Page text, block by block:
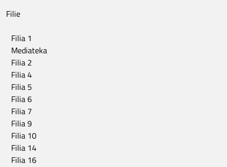
Filie
Filia 1
Mediateka
Filia 2
Filia 4
Filia 5
Filia 6
Filia 7
Filia 9
Filia 10
Filia 14
Filia 16